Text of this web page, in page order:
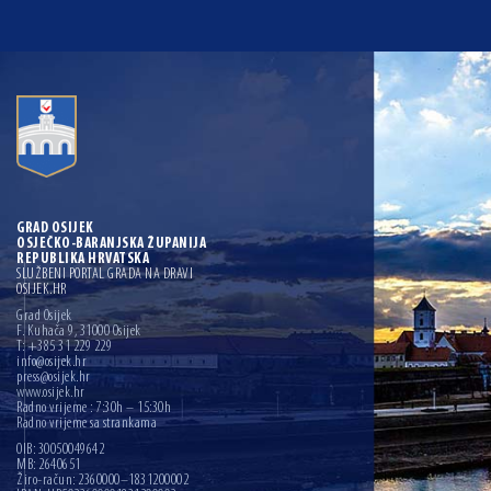
GRAD OSIJEK
OSJEČKO-BARANJSKA ŽUPANIJA
REPUBLIKA HRVATSKA
SLUŽBENI PORTAL GRADA NA DRAVI
OSIJEK.HR
Grad Osijek
F. Kuhača 9, 31000 Osijek
T: +385 31 229 229
info@osijek.hr
press@osijek.hr
www.osijek.hr
Radno vrijeme : 7:30h – 15:30h
Radno vrijeme sa strankama
OIB: 30050049642
MB: 2640651
Žiro-račun: 2360000–1831200002